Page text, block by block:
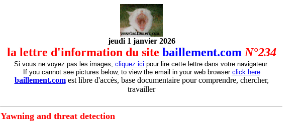
jeudi 1 janvier 2026
la lettre d'information du site baillement.com N°234
Si vous ne voyez pas les images, cliquez ici pour lire cette lettre dans votre navigateur.
If you cannot see pictures below, to view the email in your web browser click here
baillement.comest libre d'accès, base documentaire pour comprendre, chercher,
travailler
Yawning and threat detection